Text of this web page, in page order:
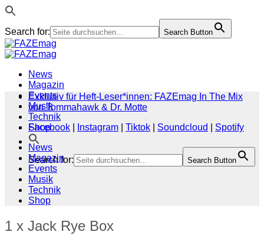
Search for: Search Button
Zum
Inhalt
News
Magazin
Events
Musik
Technik
Shop
Search for: Search Button
Exklusiv für Heft-Leser*innen: FAZEmag In The Mix
von Tommahawk & Dr. Motte
Facebook
Instagram Tiktok Soundcloud
Spotify
News
Magazin
Events
Musik
Technik
Shop
1 x Jack Rye Box